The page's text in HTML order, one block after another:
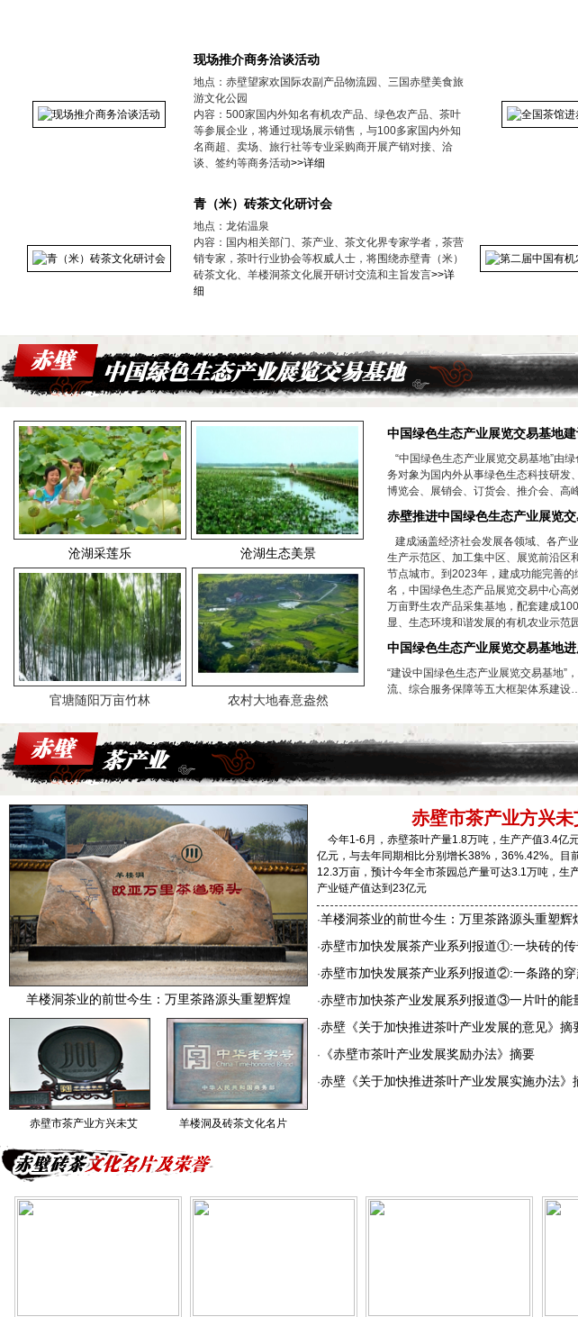
现场推介商务洽谈活动
地点：赤壁望家欢国际农副产品物流园、三国赤壁美食旅
游文化公园
内容：500家国内外知名有机农产品、绿色农产品、茶叶
等参展企业，将通过现场展示销售，与100多家国内外知
名商超、卖场、旅行社等专业采购商开展产销对接、洽
谈、签约等商务活动>>详细
青（米）砖茶文化研讨会
地点：龙佑温泉
内容：国内相关部门、茶产业、茶文化界专家学者，茶营
销专家，茶叶行业协会等权威人士，将围绕赤壁青（米）
砖茶文化、羊楼洞茶文化展开研讨交流和主旨发言>>详
细
沧湖采莲乐 沧湖生态美景
官塘随阳万亩竹林 农村大地春意盎然
中国绿色生态产业展览交易基地
“中国绿色生态产业展览交易基地”由
务对象为国内外从事绿色生态科技研发
博览会、展销会、订货会、推介会、
赤壁推进中国绿色生态产业展览
建成涵盖经济社会发展各领域、各产
生产示范区、加工集中区、展览前沿区
节点城市。到2023年，建成功能完善的
名，中国绿色生态产品展览交易中心高
万亩野生农产品采集基地，配套建成
显、生态环境和谐发展的有机农业示
中国绿色生态产业展览交易基地
“建设中国绿色生态产业展览交易基地”
流、综合服务保障等五大框架体系建
羊楼洞茶业的前世今生：万里茶路源头重塑辉煌
赤壁市茶产业方兴未艾 羊楼洞及砖茶文化名片
赤壁市茶产业方兴未
今年1-6月，赤壁茶叶产量1.8万吨，生产产值3.4亿
亿元，与去年同期相比分别增长38%，36%.42%。目
12.3万亩，预计今年全市茶园总产量可达3.1万吨，生
产业链产值达到23亿元
·羊楼洞茶业的前世今生：万里茶路源头重塑辉
·赤壁市加快发展茶产业系列报道①:一块砖的
·赤壁市加快发展茶产业系列报道②:一条路的穿
·赤壁市加快茶产业发展系列报道③一片叶的能
·赤壁《关于加快推进茶叶产业发展的意见》摘
· 《赤壁市茶叶产业发展奖励办法》摘要
·赤壁《关于加快推进茶叶产业发展实施办法》